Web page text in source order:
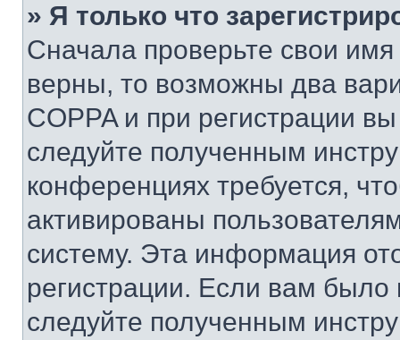
» Я только что
Сначала проверьте свои
верны, то возможны два
COPPA и при регистрации
следуйте полученным
конференциях требуется,
активированы
систему. Эта информация
регистрации. Если вам
следуйте полученным